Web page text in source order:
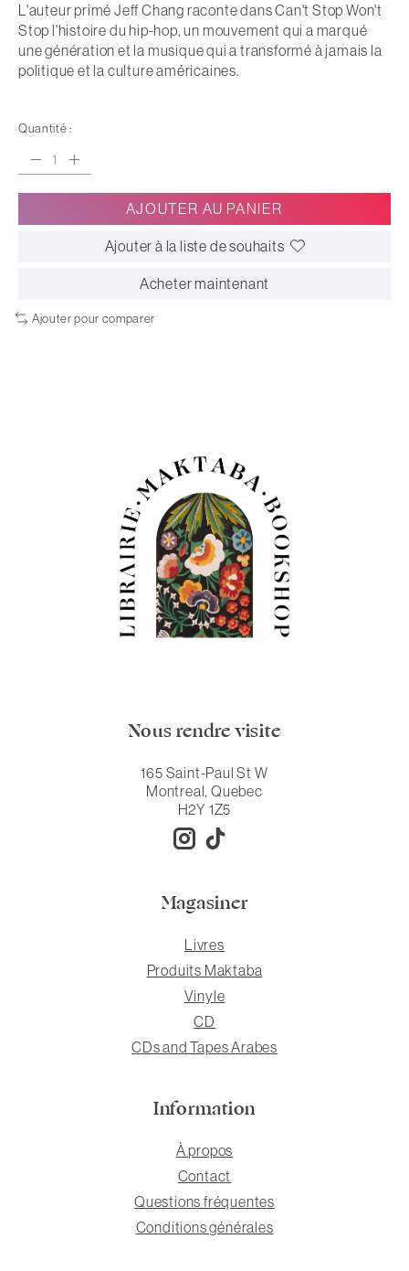
L'auteur primé Jeff Chang raconte dans Can't Stop Won't
Stop l'histoire du hip-hop, un mouvement qui a marqué
une génération et la musique qui a transformé à jamais la
politique et la culture américaines.
Quantité :
AJOUTER AU PANIER
Ajouter à la liste de souhaits
Acheter maintenant
Ajouter pour comparer
Nous rendre visite
165 Saint-Paul St W
Montreal, Quebec
H2Y 1Z5
Magasiner
Livres
Produits Maktaba
Vinyle
CD
CDs and Tapes Arabes
Information
À propos
Contact
Questions fréquentes
Conditions générales